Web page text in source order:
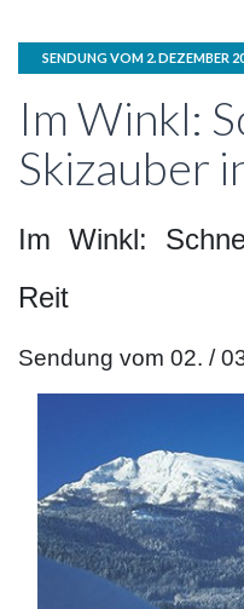
SENDUNG VOM 2. DEZEMBER
Im Winkl:
Skizauber
Im Winkl:
Reit
Sendung vom 02. /